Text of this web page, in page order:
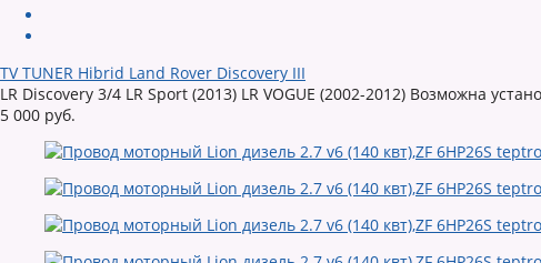
TV TUNER Hibrid Land Rover Discovery III
LR Discovery 3/4 LR Sport (2013) LR VOGUE (2002-2012) Возможна
5 000 руб.